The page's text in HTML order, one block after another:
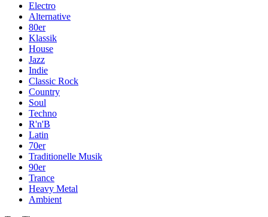
Electro
Alternative
80er
Klassik
House
Jazz
Indie
Classic Rock
Country
Soul
Techno
R'n'B
Latin
70er
Traditionelle Musik
90er
Trance
Heavy Metal
Ambient